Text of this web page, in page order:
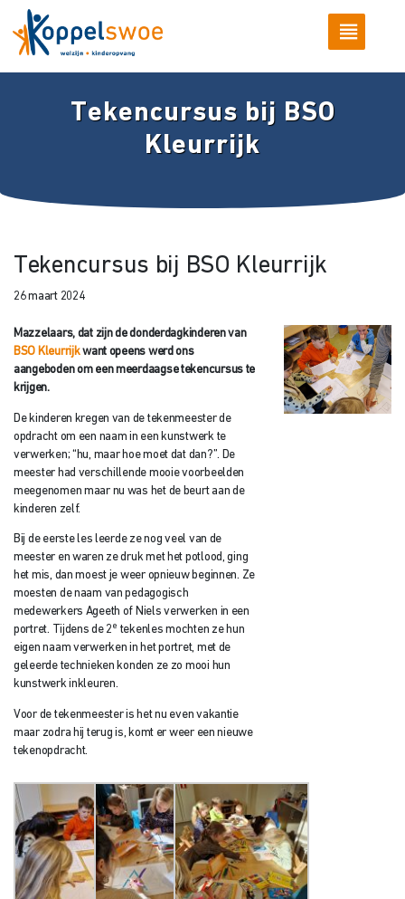
Tekencursus bij BSO
Kleurrijk
Tekencursus bij BSO Kleurrijk
26 maart 2024
Mazzelaars, dat zijn de donderdagkinderen van
BSO Kleurrijkwant opeens werd ons
aangeboden om een meerdaagse tekencursus te
krijgen.
De kinderen kregen van de tekenmeester de
opdracht om een naam in een kunstwerk te
verwerken; “hu, maar hoe moet dat dan?”. De
meester had verschillende mooie voorbeelden
meegenomen maar nu was het de beurt aan de
kinderen zelf.
Bij de eerste les leerde ze nog veel van de
meester en waren ze druk met het potlood, ging
het mis, dan moest je weer opnieuw beginnen. Ze
moesten de naam van pedagogisch
medewerkers Ageeth of Niels verwerken in een
portret. Tijdens de 2e tekenles mochten ze hun
eigen naam verwerken in het portret, met de
geleerde technieken konden ze zo mooi hun
kunstwerk inkleuren.
Voor de tekenmeester is het nu even vakantie
maar zodra hij terug is, komt er weer een nieuwe
tekenopdracht.